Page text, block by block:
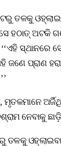
ତଳକୁ
ହଠାତ୍‌ ଅଟକି
ସ୍ଥାନରେ
ଜଣେ ପ୍ରାଣ
ମୃତକମାନେ
ନେବାକୁ
ତଳକୁ